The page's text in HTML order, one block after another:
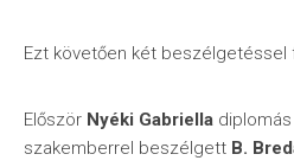
Ezt követően két
Először Nyéki Gabriella
szakemberrel beszélgett B.